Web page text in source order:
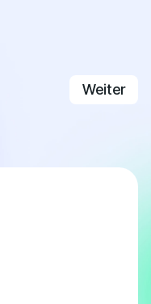
With Me Admin-
Nächster
Weiter